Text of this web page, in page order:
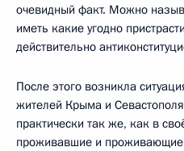
очевидный факт. Можно
иметь какие угодно
действительно
После этого возникла
жителей Крыма и
практически так же, как в
проживавшие и проживающие